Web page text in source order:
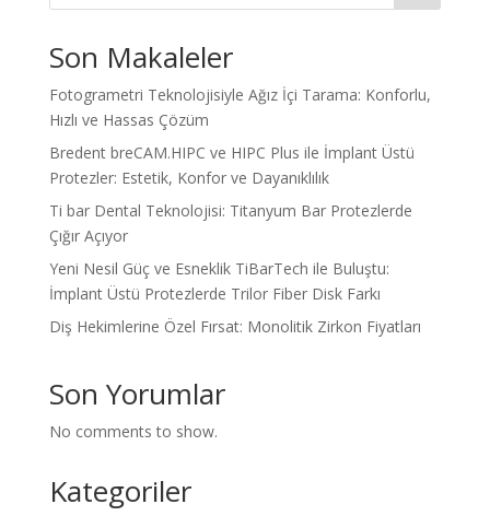
Son Makaleler
Fotogrametri Teknolojisiyle Ağız İçi Tarama: Konforlu,
Hızlı ve Hassas Çözüm
Bredent breCAM.HIPC ve HIPC Plus ile İmplant Üstü
Protezler: Estetik, Konfor ve Dayanıklılık
Ti bar Dental Teknolojisi: Titanyum Bar Protezlerde
Çığır Açıyor
Yeni Nesil Güç ve Esneklik TiBarTech ile Buluştu:
İmplant Üstü Protezlerde Trilor Fiber Disk Farkı
Diş Hekimlerine Özel Fırsat: Monolitik Zirkon Fiyatları
Son Yorumlar
No comments to show.
Kategoriler